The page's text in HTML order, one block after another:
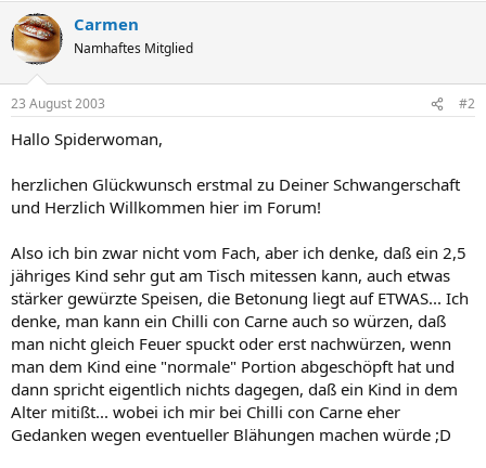
Carmen
Namhaftes Mitglied
23 August 2003 #2
Hallo Spiderwoman,
herzlichen Glückwunsch erstmal zu Deiner Schwangerschaft
und Herzlich Willkommen hier im Forum!
Also ich bin zwar nicht vom Fach, aber ich denke, daß ein 2,5
jähriges Kind sehr gut am Tisch mitessen kann, auch etwas
stärker gewürzte Speisen, die Betonung liegt auf ETWAS... Ich
denke, man kann ein Chilli con Carne auch so würzen, daß
man nicht gleich Feuer spuckt oder erst nachwürzen, wenn
man dem Kind eine "normale" Portion abgeschöpft hat und
dann spricht eigentlich nichts dagegen, daß ein Kind in dem
Alter mitißt... wobei ich mir bei Chilli con Carne eher
Gedanken wegen eventueller Blähungen machen würde ;D